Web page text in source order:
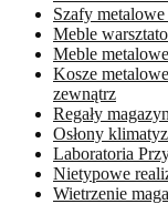
Szafy
Meble
Meble
Kosze
zewnątrz
Regały
Osłony
Laboratoria
Nietypowe
Wietrzenie